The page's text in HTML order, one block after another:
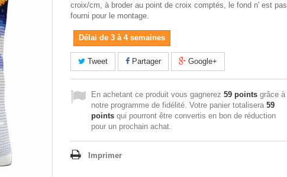
croix/cm, à broder au point de croix comptés, le fond n' est pas
fourni pour le montage.
Délai de 3 à 4 semaines
Tweet Partager Google+
En achetant ce produit vous gagnerez 59 points grâce à
notre programme de fidélité. Votre panier totalisera 59
points qui pourront être convertis en bon de réduction
pour un prochain achat.
Imprimer